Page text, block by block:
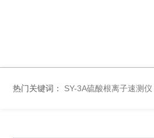
热门关键词： SY-3A硫酸根离子速测仪